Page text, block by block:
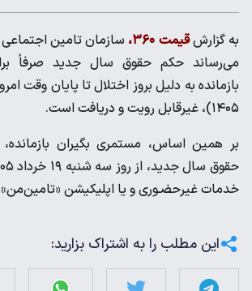
به گزارشقیمت ۳۶۰،
سازمان تامین اجتماعی
می‌رساند حکم حقوق سال جدید صرفاً
۱۴۰۵)، غیرقابل رویت و دریافت است.
بر همین اساس، مستمری بگیران
خدمات غیرحضـوری و یا اپلیکیشن «تامین‌من»
این مطلب را به اشتراک بزارید: